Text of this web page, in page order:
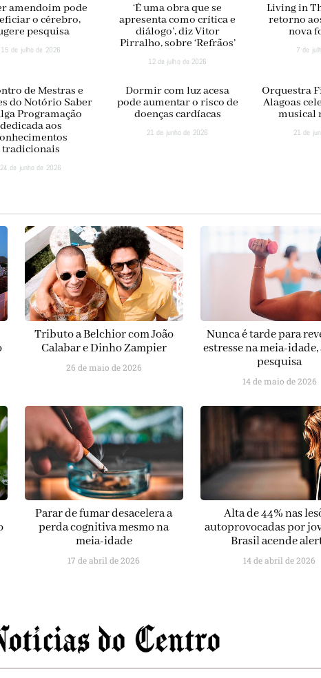
amendoim pode
o cérebro,
pesquisa
15 de julho de 2026
‘É uma obra que se
apresenta como crítica e
diálogo’, diz Vitor
Pirralho, sobre ‘Refrãos’
12 de julho de 2026
Living in
retorno
nova
7 de
de Mestras e
do Notório Saber
Programação
dedicada aos
tradicionais
24 de junho de 2026
Dormir com luz acesa
pode aumentar o risco de
doenças cardíacas
21 de junho de 2026
Orquestra
Alagoas
musical
21 de
Tributo a Belchior com João
Calabar e Dinho Zampier
26 de maio de 2026
Nunca é tarde para
estresse na meia-
pesquisa
14 de maio de 2026
Parar de fumar desacelera a
perda cognitiva mesmo na
meia-idade
17 de abril de 2026
Alta de 44% nas
autoprovocadas por
Brasil acende
14 de abril de 2026